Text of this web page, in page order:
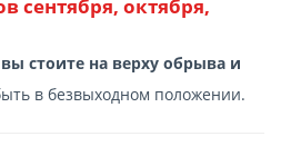
сентября, октября,
стоите на верху обрыва и
в безвыходном положении.